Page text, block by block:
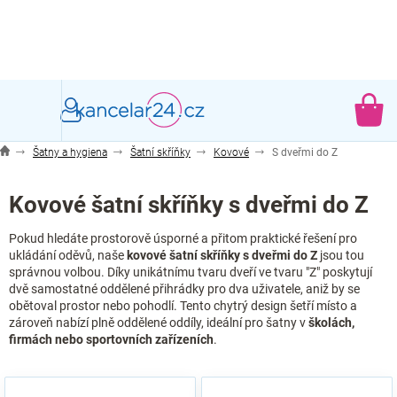
Šatny a hygiena Šatní skříňky Kovové S dveřmi do Z
Kovové šatní skříňky s dveřmi do Z
Pokud hledáte prostorově úsporné a přitom praktické řešení pro
ukládání oděvů, naše kovové šatní skříňky s dveřmi do Z jsou tou
správnou volbou. Díky unikátnímu tvaru dveří ve tvaru "Z" poskytují
dvě samostatné oddělené přihrádky pro dva uživatele, aniž by se
obětoval prostor nebo pohodlí. Tento chytrý design šetří místo a
zároveň nabízí plně oddělené oddíly, ideální pro šatny vškolách,
firmách nebo sportovních zařízeních.